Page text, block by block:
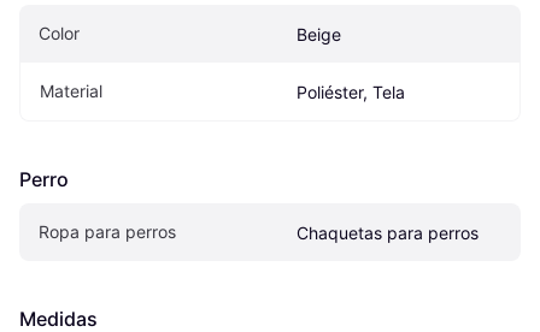
Color Beige
Material Poliéster, Tela
Perro
Ropa para perros Chaquetas para perros
Medidas